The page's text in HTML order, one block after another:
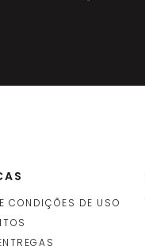
CONDIÇÕES DE USO